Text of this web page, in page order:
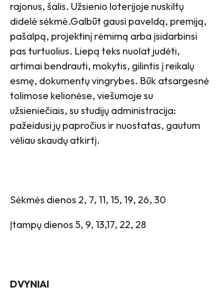
rajonus, šalis. Užsienio loterijoje nuskiltų
didelė sėkmė.Galbūt gausi paveldą, premiją,
pašalpą, projektinį rėmimą arba įsidarbinsi
pas turtuolius. Liepą teks nuolat judėti,
artimai bendrauti, mokytis, gilintis į reikalų
esmę, dokumentų vingrybes. Būk atsargesnė
tolimose kelionėse, viešumoje su
užsieniečiais, su studijų administracija:
pažeidusi jų papročius ir nuostatas, gautum
vėliau skaudų atkirtį.
Sėkmės dienos 2, 7, 11, 15, 19, 26, 30
Įtampų dienos 5, 9, 13,17, 22, 28
DVYNIAI